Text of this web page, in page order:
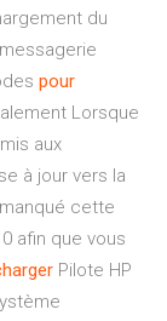
du
pour
Lorsque
aux
à jour vers la
cette
afin que vous
Pilote HP